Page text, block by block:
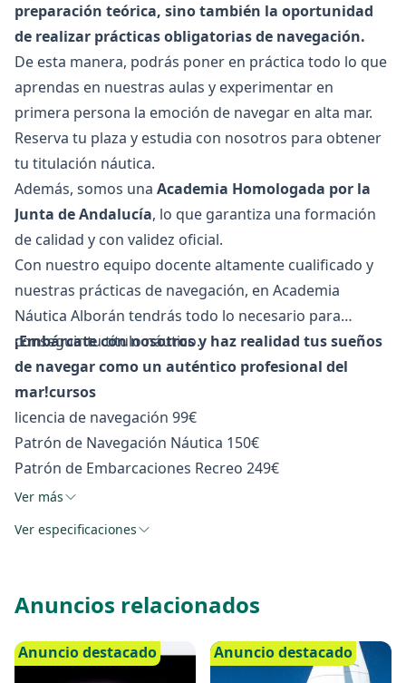
preparación teórica, sino también la oportunidad
de realizar prácticas obligatorias de navegación.
De esta manera, podrás poner en práctica todo lo que
aprendas en nuestras aulas y experimentar en
primera persona la emoción de navegar en alta mar.
Reserva tu plaza y estudia con nosotros para obtener
tu titulación náutica.
Además, somos una Academia Homologada por la
Junta de Andalucía, lo que garantiza una formación
de calidad y con validez oficial.
Con nuestro equipo docente altamente cualificado y
nuestras prácticas de navegación, en Academia
Náutica Alborán tendrás todo lo necesario para
conseguir tu título náutico.
¡Embárcate con nosotros y haz realidad tus sueños
de navegar como un auténtico profesional del
mar!cursos
licencia de navegación 99€
Patrón de Navegación Náutica 150€
Patrón de Embarcaciones Recreo 249€
Patrón de Yate 450€
Ver más
Ver especificaciones
Anuncios relacionados
Anuncio destacado Anuncio destacado